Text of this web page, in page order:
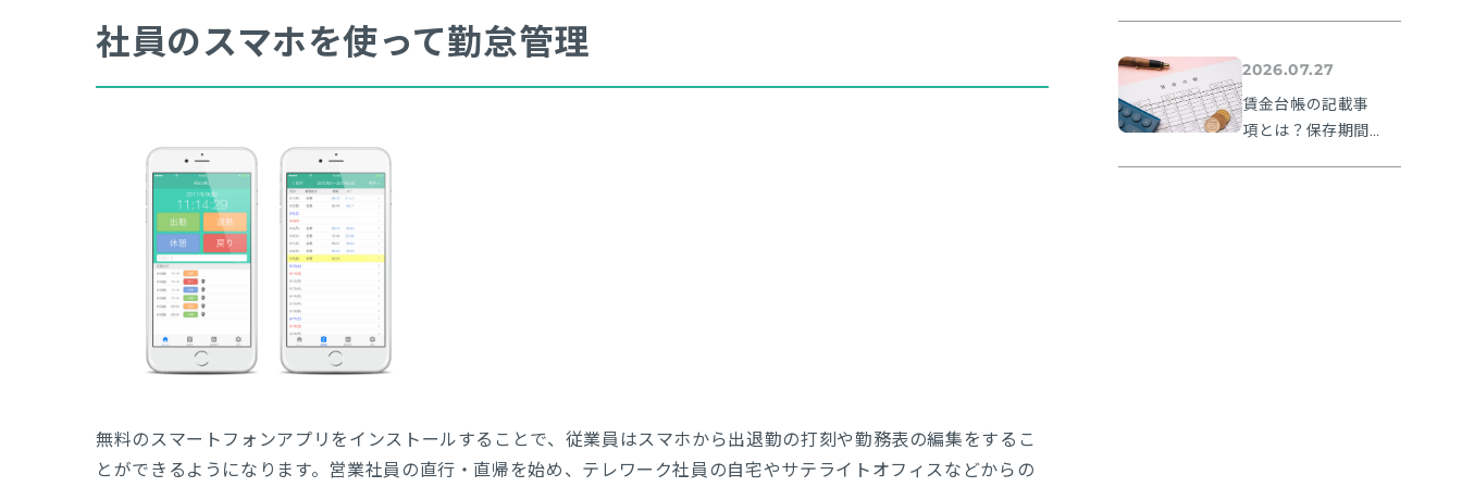
社員のスマホを使って勤怠管理
無料のスマートフォンアプリをインストールすることで、従業員はスマホから出退勤の打刻や勤務表の編集をするこ
とができるようになります。営業社員の直行・直帰を始め、テレワーク社員の自宅やサテライトオフィスなどからの
解説【令和８年度
2026.07.27
賃金台帳の記載事
項とは？保存期間